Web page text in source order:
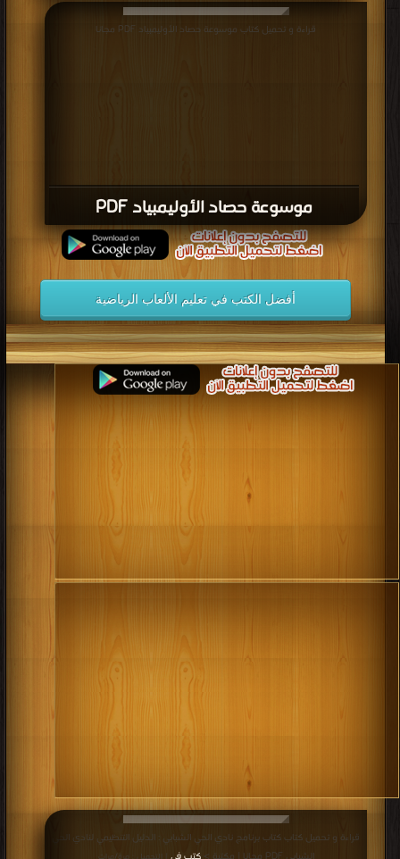
موسوعة حصاد الأوليمبياد PDF
قراءة و تحميل كتاب موسوعة حصاد الأوليمبياد PDF مجانا
أفضل الكتب في تعليم الألعاب الرياضية
قراءة و تحميل كتاب كتاب برنامج نادي الحي الشبابي : الدليل التنظيمي لنادي الحي